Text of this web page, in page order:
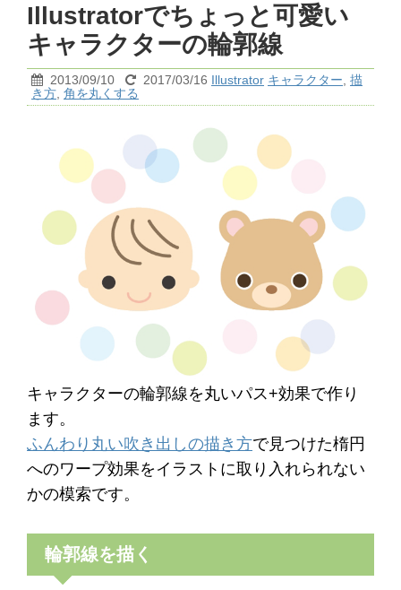
Illustratorでちょっと可愛い
キャラクターの輪郭線
2013/09/10 2017/03/16 Illustrator キャラクター 描
き方 角を丸くする
キャラクターの輪郭線を丸いパス+効果で作り
ます。
ふんわり丸い吹き出しの描き方で見つけた楕円
へのワープ効果をイラストに取り入れられない
かの模索です。
輪郭線を描く